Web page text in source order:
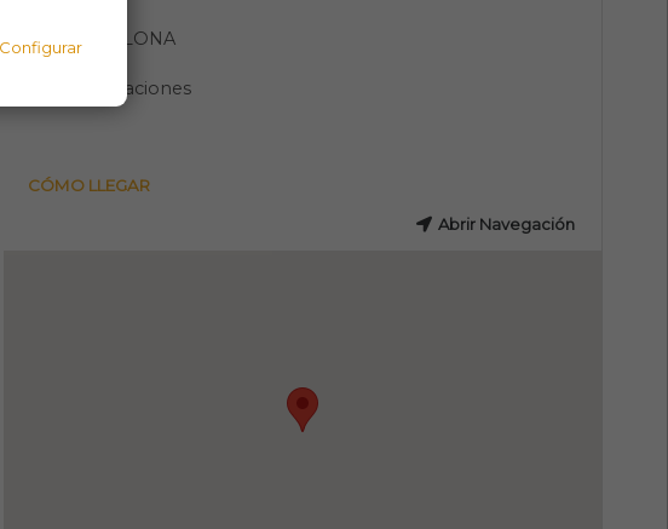
BARCELONA
Observaciones
CÓMO LLEGAR
Abrir Navegación
Configurar